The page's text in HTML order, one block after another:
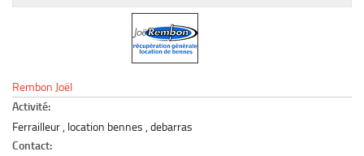
Le marché du mobilier d’occasion
Rembon Joël
Activité:
Ferrailleur , location bennes , debarras
Contact: